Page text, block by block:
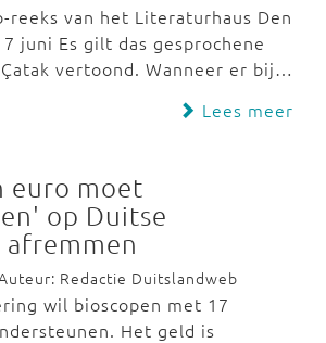
reeks van het Literaturhaus Den
juni Es gilt das gesprochene
vertoond. Wanneer er bij…
Lees meer
euro moet
op Duitse
Redactie Duitslandweb
wil bioscopen met 17
Het geld is